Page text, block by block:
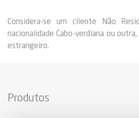
Considera-se um cliente Não
nacionalidade Cabo-verdiana ou
estrangeiro.
Produtos